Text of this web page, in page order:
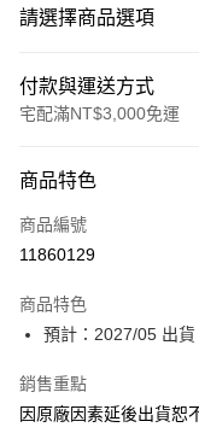
請選擇商品選項
付款與運送方式
宅配滿NT$3,000免運
信用卡一次付款
Apple Pay
運送方式
預購-宅配(舊)
每筆NT$120，滿
商品特色
商品編號
11860129
商品特色
預計：2027/05 出貨
銷售重點
因原廠因素延後出貨恕